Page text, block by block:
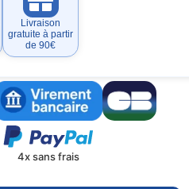
Livraison
gratuite à partir
de 90€
4x sans frais